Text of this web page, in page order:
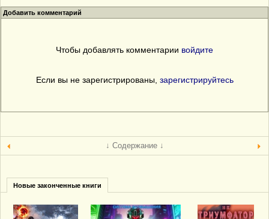
Добавить комментарий
Чтобы добавлять комментарии войдите
Если вы не зарегистрированы, зарегистрируйтесь
↓ Содержание ↓
Новые законченные книги